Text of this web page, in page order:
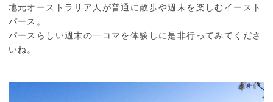
地元オーストラリア人が普通に散歩や週末を楽しむイースト
パース。
パースらしい週末の一コマを体験しに是非行ってみてくださ
いね。